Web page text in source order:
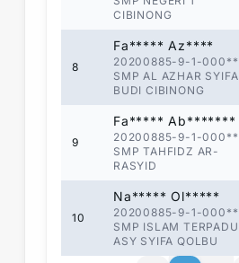
CIBINONG
8
Fa***** Az****
20200885-9-1-000**
SMP AL AZHAR SYIFA
BUDI CIBINONG
9
Fa***** Ab*******
20200885-9-1-000**
SMP TAHFIDZ AR-
RASYID
10
Na***** Ol*****
20200885-9-1-000**
SMP ISLAM TERPADU
ASY SYIFA QOLBU